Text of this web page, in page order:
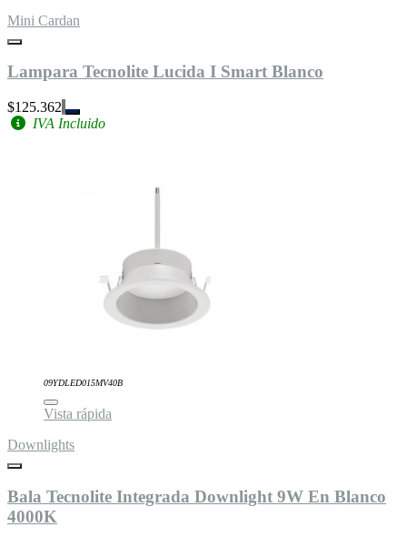
Mini Cardan
Lampara Tecnolite Lucida I Smart Blanco
$125.362
IVA Incluido
09YDLED015MV40B
Vista rápida
Downlights
Bala Tecnolite Integrada Downlight 9W En Blanco
4000K